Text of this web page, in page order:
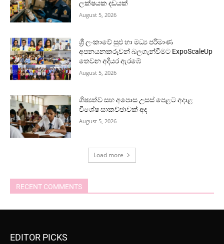
ලක්ෂයක දඩයක්
August 5, 2026
ශ්‍රී ලංකාවේ සුළු හා මධ්‍ය පරිමාණ
අපනයනකරුවන් බලගැන්වීමට ExpoScaleUp
තෙවන අදියර ඇරඹේ
August 5, 2026
ශිෂ්‍යත්ව සහ අපොස උසස් පෙළට අදාළ
විශේෂ සාකච්ඡාවක් අද
August 5, 2026
Load more
RECENT COMMENTS
EDITOR PICKS